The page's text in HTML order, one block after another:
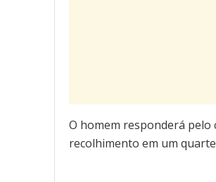
O homem responderá pelo
recolhimento em um